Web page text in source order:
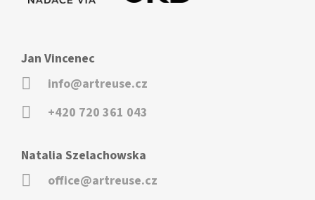
Jan Vincenec
info@artreuse.cz
+420 720 361 043
Natalia Szelachowska
office@artreuse.cz